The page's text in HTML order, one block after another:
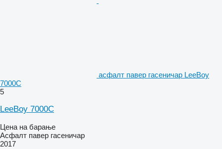
асфалт павер гасеничар LeeBoy
7000C
5
LeeBoy 7000C
Цена на барање
Асфалт павер гасеничар
2017